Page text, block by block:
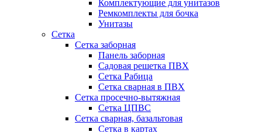
Комплектующие для унитазов
Ремкомплекты для бочка
Унитазы
Сетка
Сетка заборная
Панель заборная
Садовая решетка ПВХ
Сетка Рабица
Сетка сварная в ПВХ
Сетка просечно-вытяжная
Сетка ЦПВС
Сетка сварная, базальтовая
Сетка в картах